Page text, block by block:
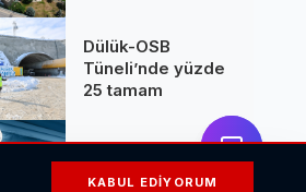
üretiyor
Dülük-OSB
Tüneli’nde yüzde
25 tamam
Savunma
Sanayii'nde bu
KABUL EDIYORUM